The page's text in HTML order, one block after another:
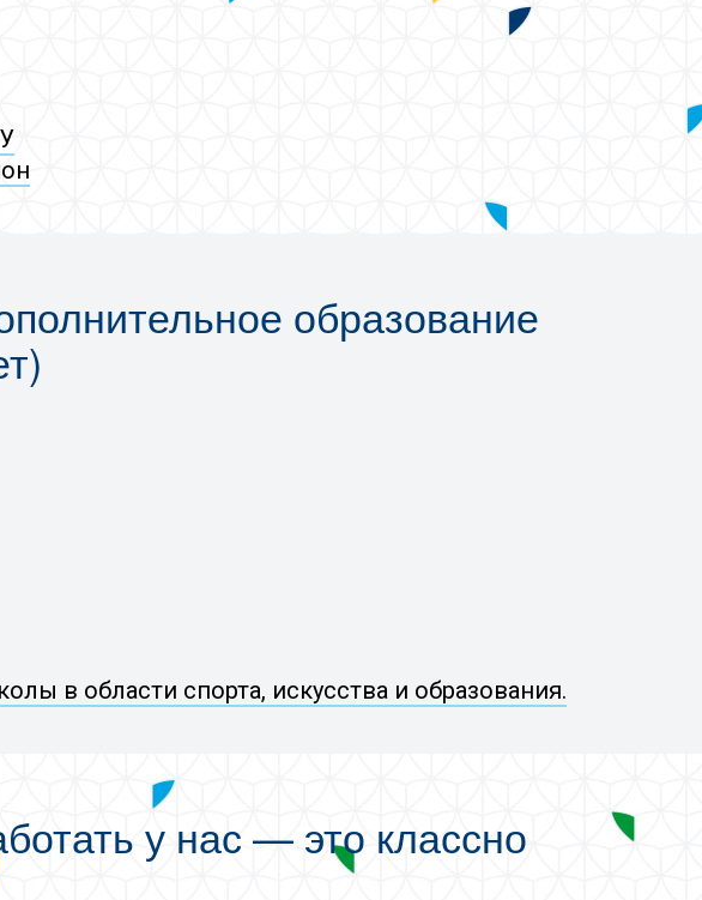
образование
в области спорта, искусства и образования.
у нас — это классно